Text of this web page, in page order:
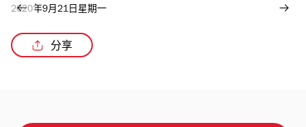
2020年9月21日星期一
分享